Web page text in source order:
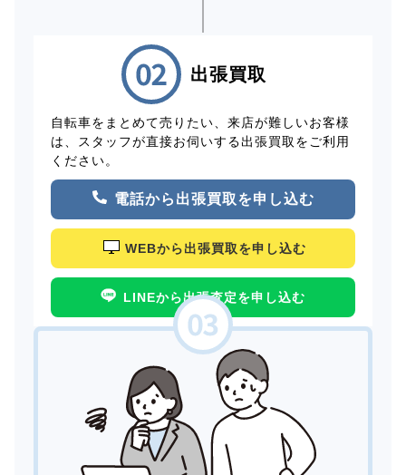
出張買取
自転車をまとめて売りたい、来店が難しいお客様
は、スタッフが直接お伺いする出張買取をご利用
ください。
電話から出張買取を申し込む
WEBから出張買取を申し込む
LINEから出張査定を申し込む